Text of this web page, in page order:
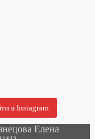
в Instagram
Елена